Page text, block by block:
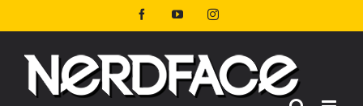
al
FacebookYouTubeInstagram